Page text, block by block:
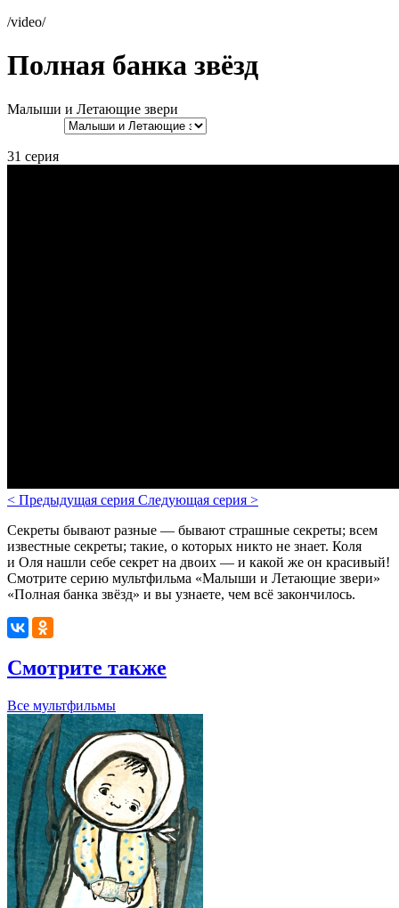
/video/
Полная банка звёзд
Малыши и Летающие звери
31 серия
< Предыдущая серия Следующая серия >
Секреты бывают разные — бывают страшные секреты; всем
известные секреты; такие, о которых никто не знает. Коля
и Оля нашли себе секрет на двоих — и какой же он красивый!
Смотрите серию мультфильма «Малыши и Летающие звери»
«Полная банка звёзд» и вы узнаете, чем всё закончилось.
Смотрите также
Все мультфильмы